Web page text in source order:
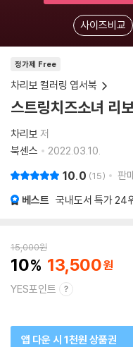
사이즈비교
정가제 Free
차리보 컬러링 엽서북
스트링치즈소녀 리
차리보 저
북센스
2022.03.10.
10.0 15 판
베스트 국내도서 특가24
15,000원
10 13,500
YES포인트
앱 다운 시 1천원 상품권